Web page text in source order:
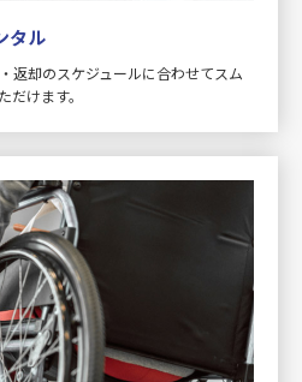
タル
返却のスケジュールに合わせてスム
だけます。